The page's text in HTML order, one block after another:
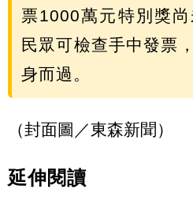
票1000萬元特別獎尚
民眾可檢查手中發票
身而過。
（封面圖／東森新聞）
延伸閱讀